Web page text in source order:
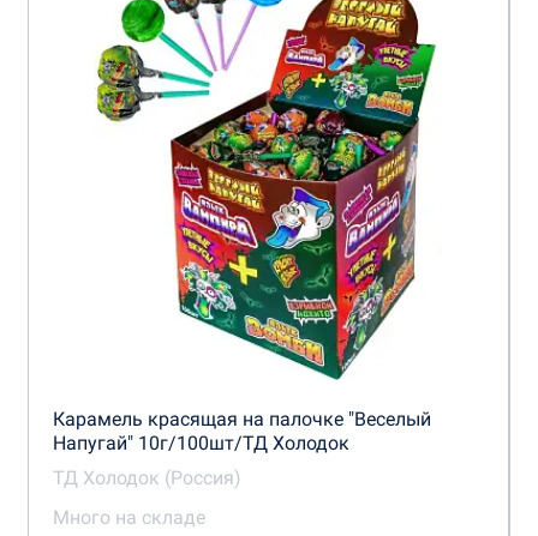
Карамель красящая на палочке "Веселый
Напугай" 10г/100шт/ТД Холодок
ТД Холодок (Россия)
Много на складе